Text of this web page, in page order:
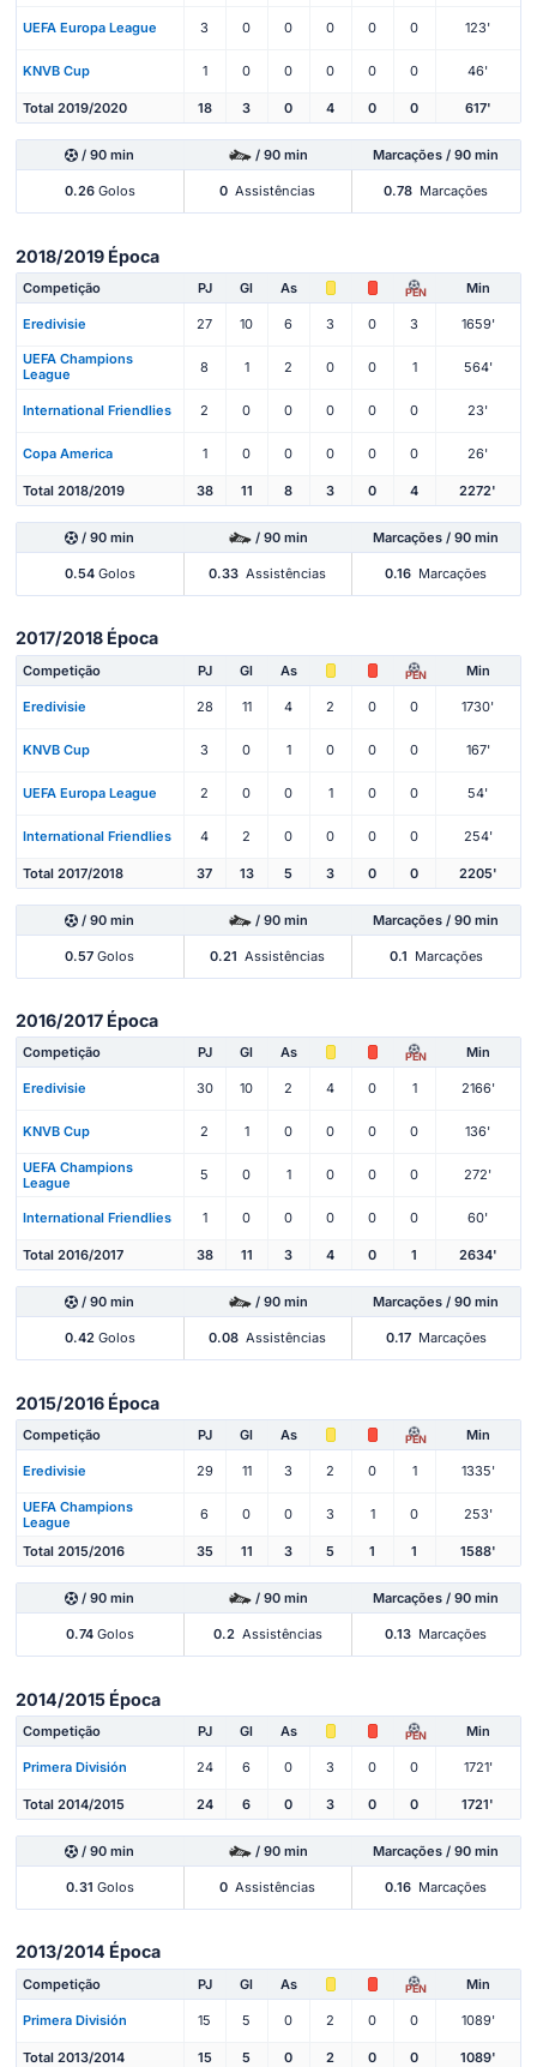
UEFA Europa League 3 0 0 0 0 0 123'
KNVB Cup 1 0 0 0 0 0 46'
Total 2019/2020 18 3 0 4 0 0 617'
/ 90 min / 90 min Marcações / 90 min
0.26Golos 0 Assistências 0.78 Marcações
2018/2019 Época
Competição PJ Gl As PEN Min
Eredivisie 27 10 6 3 0 3 1659'
UEFA Champions
League
8 1 2 0 0 1 564'
International Friendlies 2 0 0 0 0 0 23'
Copa America 1 0 0 0 0 0 26'
Total 2018/2019 38 11 8 3 0 4 2272'
/ 90 min / 90 min Marcações / 90 min
0.54Golos 0.33 Assistências 0.16 Marcações
2017/2018 Época
Competição PJ Gl As PEN Min
Eredivisie 28 11 4 2 0 0 1730'
KNVB Cup 3 0 1 0 0 0 167'
UEFA Europa League 2 0 0 1 0 0 54'
International Friendlies 4 2 0 0 0 0 254'
Total 2017/2018 37 13 5 3 0 0 2205'
/ 90 min / 90 min Marcações / 90 min
0.57 Golos 0.21 Assistências 0.1 Marcações
2016/2017 Época
Competição PJ Gl As PEN Min
Eredivisie 30 10 2 4 0 1 2166'
KNVB Cup 2 1 0 0 0 0 136'
UEFA Champions
League
5 0 1 0 0 0 272'
International Friendlies 1 0 0 0 0 0 60'
Total 2016/2017 38 11 3 4 0 1 2634'
/ 90 min / 90 min Marcações / 90 min
0.42Golos 0.08 Assistências 0.17 Marcações
2015/2016 Época
Competição PJ Gl As PEN Min
Eredivisie 29 11 3 2 0 1 1335'
UEFA Champions
League
6 0 0 3 1 0 253'
Total 2015/2016 35 11 3 5 1 1 1588'
/ 90 min / 90 min Marcações / 90 min
0.74Golos 0.2 Assistências 0.13 Marcações
2014/2015 Época
Competição PJ Gl As PEN Min
Primera División 24 6 0 3 0 0 1721'
Total 2014/2015 24 6 0 3 0 0 1721'
/ 90 min / 90 min Marcações / 90 min
0.31 Golos 0 Assistências 0.16 Marcações
2013/2014 Época
Competição PJ Gl As PEN Min
Primera División 15 5 0 2 0 0 1089'
Total 2013/2014 15 5 0 2 0 0 1089'